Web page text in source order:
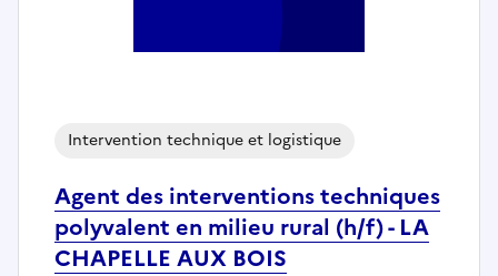
Agent des interventions techniques
polyvalent en milieu rural (h/f) - LA
CHAPELLE AUX BOIS
Intervention technique et logistique